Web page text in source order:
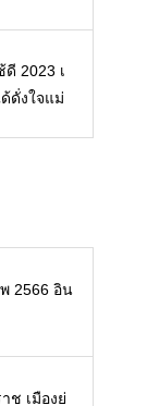
2023 เ
ดั่งใจแม่
2566 อิน
ช เมืองย่